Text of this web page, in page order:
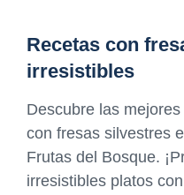
Recetas con
irresistibles
Descubre las
con fresas silvestres
Frutas del Bosque.
irresistibles platos